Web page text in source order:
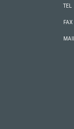
TEL
FAX
MAIL